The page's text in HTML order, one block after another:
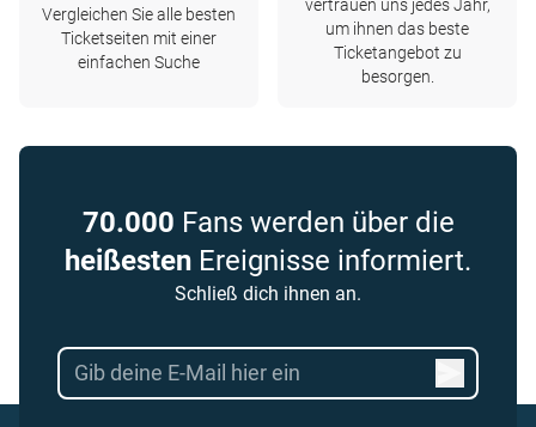
Vergleichen Sie alle besten
Ticketseiten mit einer
einfachen Suche
vertrauen uns jedes Jahr,
um ihnen das beste
Ticketangebot zu
besorgen.
70.000 Fans werden über die
heißesten Ereignisse informiert.
Schließ dich ihnen an.